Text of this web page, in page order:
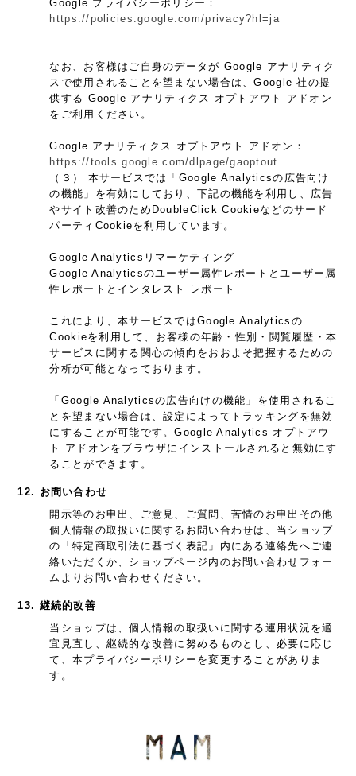
Google プライバシーポリシー：
https://policies.google.com/privacy?hl=ja
なお、お客様はご自身のデータが Google アナリティク
スで使用されることを望まない場合は、Google 社の提
供する Google アナリティクス オプトアウト アドオン
をご利用ください。
Google アナリティクス オプトアウト アドオン：
https://tools.google.com/dlpage/gaoptout
（３） 本サービスでは「Google Analyticsの広告向け
の機能」を有効にしており、下記の機能を利用し、広告
やサイト改善のためDoubleClick Cookieなどのサード
パーティCookieを利用しています。
Google Analyticsリマーケティング
Google Analyticsのユーザー属性レポートとユーザー属
性レポートとインタレスト レポート
これにより、本サービスではGoogle Analyticsの
Cookieを利用して、お客様の年齢・性別・閲覧履歴・本
サービスに関する関心の傾向をおおよそ把握するための
分析が可能となっております。
「Google Analyticsの広告向けの機能」を使用されるこ
とを望まない場合は、設定によってトラッキングを無効
にすることが可能です。Google Analytics オプトアウ
ト アドオンをブラウザにインストールされると無効にす
ることができます。
12. お問い合わせ
開示等のお申出、ご意見、ご質問、苦情のお申出その他
個人情報の取扱いに関するお問い合わせは、当ショップ
の「特定商取引法に基づく表記」内にある連絡先へご連
絡いただくか、ショップページ内のお問い合わせフォー
ムよりお問い合わせください。
13. 継続的改善
当ショップは、個人情報の取扱いに関する運用状況を適
宜見直し、継続的な改善に努めるものとし、必要に応じ
て、本プライバシーポリシーを変更することがありま
す。